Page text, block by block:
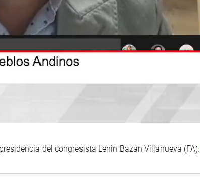
del congresista Lenin Bazán Villanueva (FA).